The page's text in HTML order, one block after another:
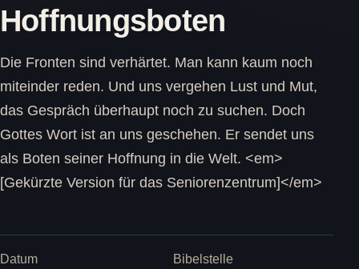
Hoffnungsboten
Die Fronten sind verhärtet. Man kann kaum noch
miteinder reden. Und uns vergehen Lust und Mut,
das Gespräch überhaupt noch zu suchen. Doch
Gottes Wort ist an uns geschehen. Er sendet uns
als Boten seiner Hoffnung in die Welt. <em>
[Gekürzte Version für das Seniorenzentrum]</em>
Datum
Bibelstelle